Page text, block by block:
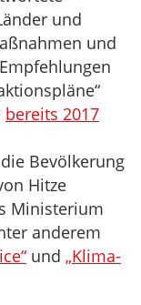
und
und
bereits 2017
Bevölkerung
Hitze
Ministerium
anderem
und „Klima-